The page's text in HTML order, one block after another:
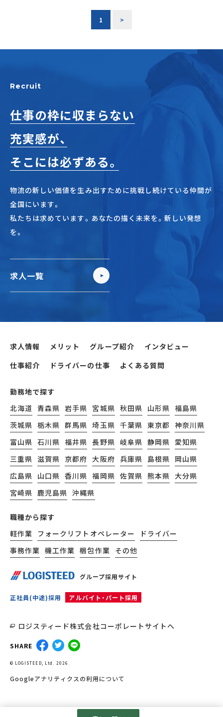
1 >
Recruit
仕事の枠に収まらない
充実感が、
そこには必ずある。
物流の新しい価値を生み出すために挑戦し続けている仲間が
全国にいます。
私たちは求めています。あなたの描く未来を。新しい発想
を。
求人一覧
グループ採用サイト
正社員(中途)採用 アルバイト・パート採用
ロジスティード株式会社コーポレートサイトへ
SHARE
© LOGISTEED, Ltd. 2026.
Googleアナリティクスの利用について
求人情報 メリット グループ紹介
インタビュー
仕事紹介
ドライバーの仕事 よくある質問
勤務地で探す
北海道 青森県 岩手県 宮城県 秋田県 山形県 福島県
茨城県 栃木県 群馬県 埼玉県 千葉県 東京都 神奈川県
富山県 石川県 福井県 長野県 岐阜県 静岡県 愛知県
三重県 滋賀県 京都府 大阪府 兵庫県 島根県 岡山県
広島県 山口県 香川県 福岡県 佐賀県 熊本県 大分県
宮崎県 鹿児島県 沖縄県
職種から探す
軽作業
フォークリフトオペレーター
ドライバー
事務作業 機工作業 梱包作業 その他